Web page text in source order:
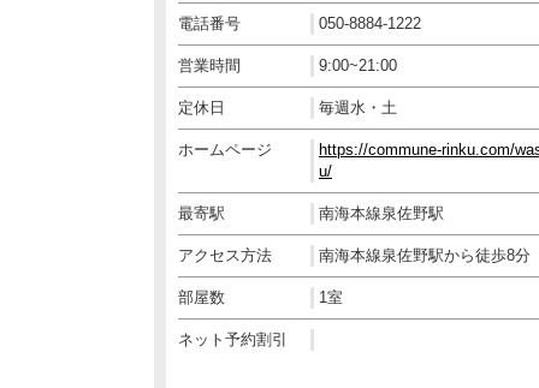
電話番号 050-8884-1222
営業時間 9:00~21:00
定休日 毎週水・土
ホームページ
https://commune-rinku.com/
u/
最寄駅 南海本線泉佐野駅
アクセス方法 南海本線泉佐野駅から徒歩8分
部屋数 1室
ネット予約割引